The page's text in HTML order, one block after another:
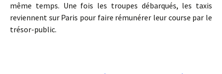
même temps. Une fois les troupes débarqués, les taxis
reviennent sur Paris pour faire rémunérer leur course par le
trésor-public.